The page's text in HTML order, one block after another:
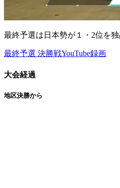
最終予選は日本勢が１・2位を
最終予選 決勝戦YouTube録画
大会経過
地区決勝から